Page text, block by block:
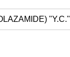
"Y.C."